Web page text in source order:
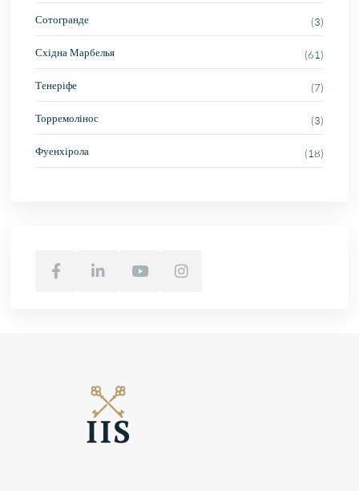
Сотогранде (3)
Східна Марбелья (61)
Тенеріфе (7)
Торремолінос (3)
Фуенхірола (18)